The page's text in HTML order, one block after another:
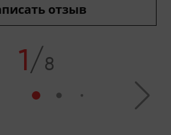
отзыв
1/8